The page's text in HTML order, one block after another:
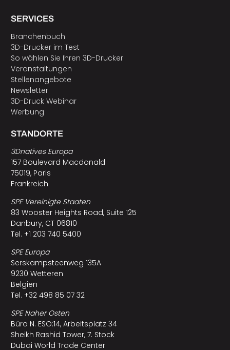
SERVICES
Branchenbuch
3D-Drucker im Test
So wählen Sie Ihren 3D-Drucker
Veranstaltungen
Stellenangebote
Newsletter
3D-Druck Webinar
Werbung
STANDORTE
3Dnatives Europa
157 Boulevard Macdonald
75019, Paris
Frankreich
SPE Vereinigte Staaten
83 Wooster Heights Road, Suite 125
Danbury, CT 06810
Tel. +1 203 740 5400
SPE Europa
Serskampsteenweg 135A
9230 Wetteren
Belgien
Tel. +32 498 85 07 32
SPE Naher Osten
Büro N. ESO:14, Arbeitsplatz 34
Sheikh Rashid Tower, 7. Stock
Dubai World Trade Center